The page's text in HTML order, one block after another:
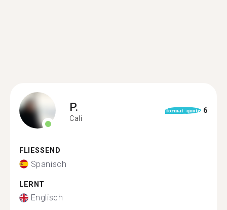
P.
Cali
format_quote 6
FLIESSEND
Spanisch
LERNT
Englisch